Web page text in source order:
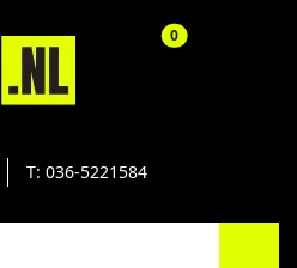
T: 036-5221584
0aantal